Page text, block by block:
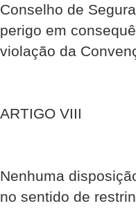
Conselho de
perigo em
violação da
ARTIGO VIII
Nenhuma
no sentido de